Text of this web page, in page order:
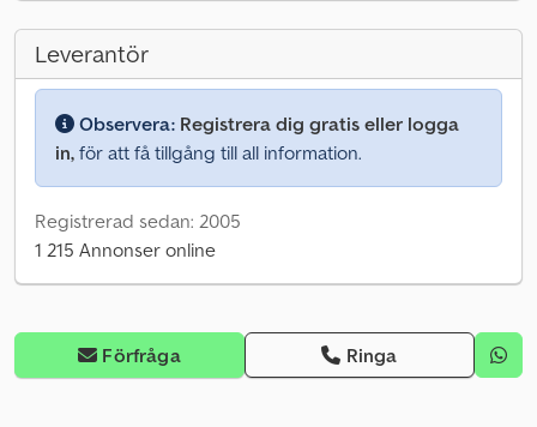
Leverantör
Observera: Registrera dig gratis eller logga
in, för att få tillgång till all information.
Registrerad sedan: 2005
1 215 Annonser online
Förfråga Ringa